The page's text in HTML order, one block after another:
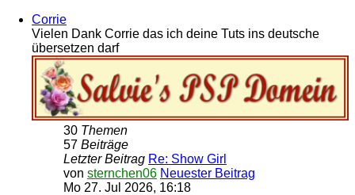
Corrie
Vielen Dank Corrie das ich deine Tuts ins deutsche
übersetzen darf
30 Themen
57 Beiträge
Letzter Beitrag Re: Show Girl
von sternchen06 Neuester Beitrag
Mo 27. Jul 2026, 16:18